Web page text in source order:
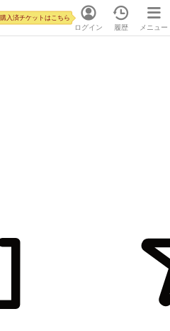
ログイン
購入済チケットはこちら
履歴 メニュー